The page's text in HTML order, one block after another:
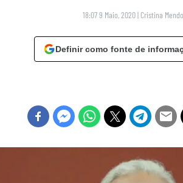
18:07 9 Maio, 2020| Cristina
Definir como fonte de